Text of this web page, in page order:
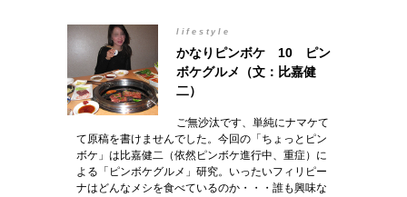
lifestyle
かなりピンボケ 10 ピン
ボケグルメ（文：比嘉健
二）
ご無沙汰です、単純にナマケて
て原稿を書けませんでした。今回の「ちょっとピン
ボケ」は比嘉健二（依然ピンボケ進行中、重症）に
よる「ピンボケグルメ」研究。いったいフィリピー
ナはどんなメシを食べているのか・・・誰も興味な